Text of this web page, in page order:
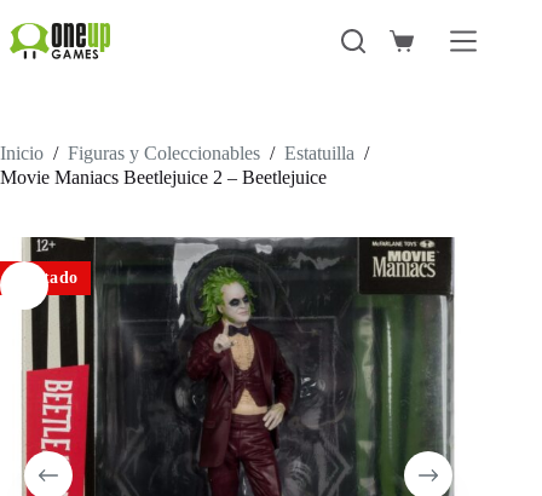
al
contenido
Carro
Inicio / Figuras y Coleccionables / Estatuilla /
Movie Maniacs Beetlejuice 2 – Beetlejuice
Agotado